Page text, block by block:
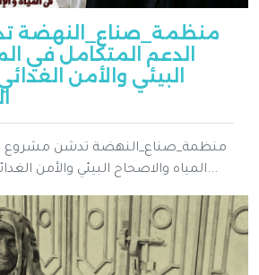
الدعم المتكامل في
البيئي والأمن
المياه والاصحاح البيئي والأمن الغدائي في محافظة الضا...